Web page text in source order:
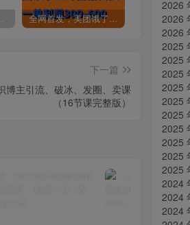
八一网创【VIP会员专属交流群】 全网首发，美团饿了么老店翻新最新技术，一单利润300-600
下一篇
博主引流、破冰、发圈、卖课
（16节课完整版）
2026
2026
2026
2025
2025
2025
2025
2025
2025
2025
2025
2025
2025
2024
2024
2024